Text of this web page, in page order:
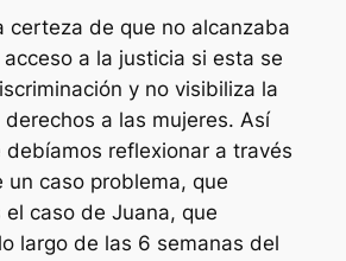
certeza de que no alcanzaba
a la justicia si esta se
y no visibiliza la
a las mujeres. Así
reflexionar a través
un caso problema, que
caso de Juana, que
largo de las 6 semanas del